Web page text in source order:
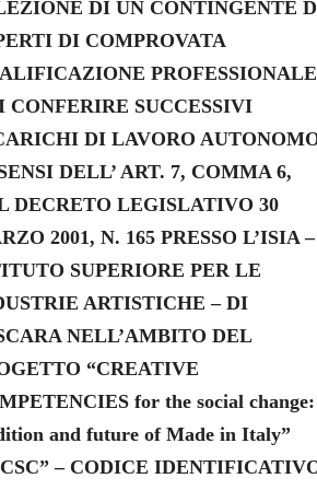
DI UN CONTINGENTE
DI COMPROVATA
PROFESSIONALE
CONFERIRE SUCCESSIVI
DI LAVORO
DELL’ ART. 7, COMMA 6,
DECRETO LEGISLATIVO 30
2001, N. 165 PRESSO L’ISIA –
SUPERIORE PER LE
ARTISTICHE – DI
NELL’AMBITO DEL
“CREATIVE
for the social change:
and future of Made in Italy”
– CODICE